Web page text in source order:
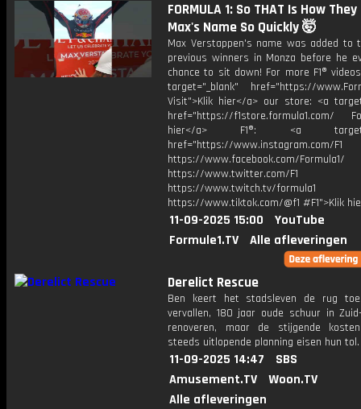
FORMULA 1: So THAT Is How They
Max's Name So Quickly 🤯
Max Verstappen's name was added to
previous winners in Monza before he
chance to sit down! For more F1®
target="_blank" href="https://
Visit">Klik hier</a> our store: <a
href="https://f1store.formula1.com/
hier</a> F1®: <a
href="https://www.instagram.com/F1
https://www.facebook.com/Formula1/
https://www.twitter.com/F1
https://www.twitch.tv/formula1
https://www.tiktok.com/@f1 #F1">Klik
11-09-2025 15:00
YouTube
Formule1.TV
Alle afleveringen
Derelict Rescue
Ben keert het stadsleven de rug
vervallen, 180 jaar oude schuur in
renoveren, maar de stijgende
steeds uitlopende planning eisen hun tol.
11-09-2025 14:47
SBS
Amusement.TV
Woon.TV
Alle afleveringen